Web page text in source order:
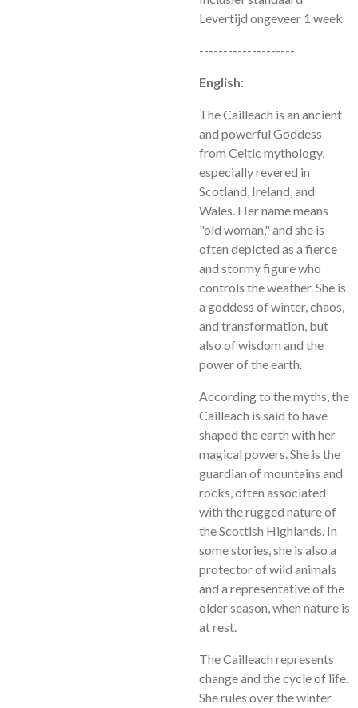
Levertijd ongeveer 1 week
--------------------
English:
The Cailleach is an ancient
and powerful Goddess
from Celtic mythology,
especially revered in
Scotland, Ireland, and
Wales. Her name means
"old woman," and she is
often depicted as a fierce
and stormy figure who
controls the weather. She is
a goddess of winter, chaos,
and transformation, but
also of wisdom and the
power of the earth.
According to the myths, the
Cailleach is said to have
shaped the earth with her
magical powers. She is the
guardian of mountains and
rocks, often associated
with the rugged nature of
the Scottish Highlands. In
some stories, she is also a
protector of wild animals
and a representative of the
older season, when nature is
at rest.
The Cailleach represents
change and the cycle of life.
She rules over the winter